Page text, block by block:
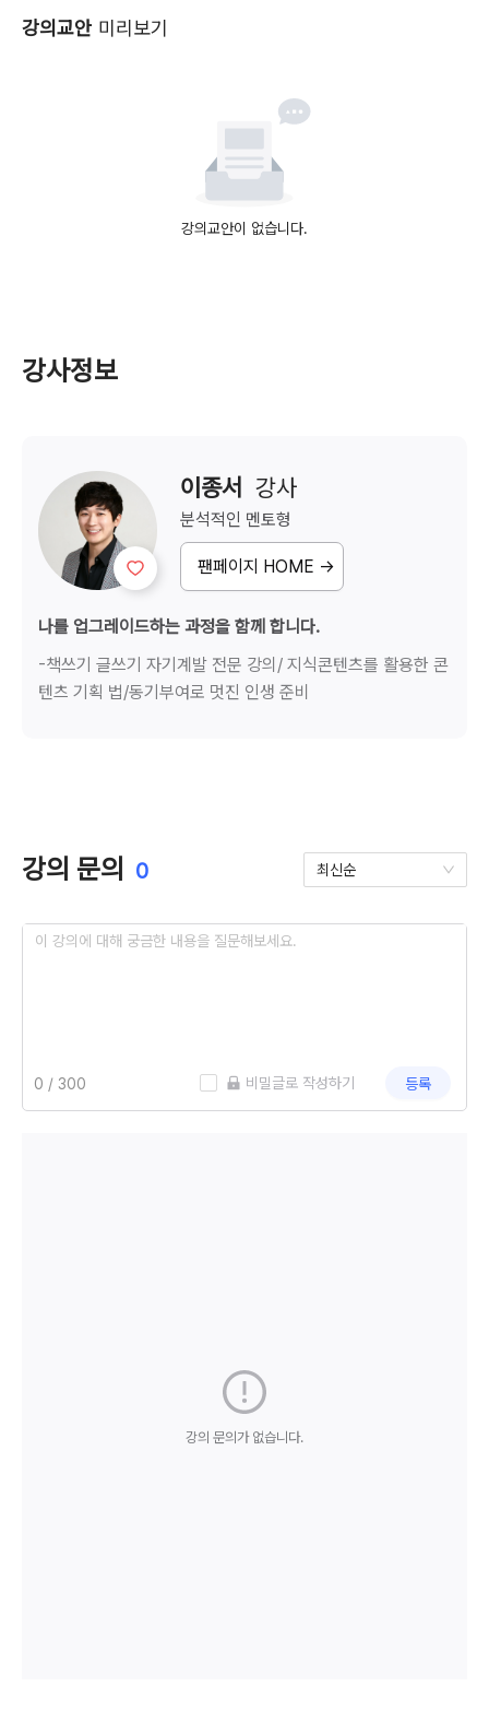
강의교안 미리보기
강의교안이 없습니다.
강사정보
이종서 강사
분석적인 멘토형
팬페이지 HOME →
나를 업그레이드하는 과정을 함께 합니다.
-책쓰기 글쓰기 자기계발 전문 강의/ 지식콘텐츠를 활용한 콘
텐츠 기획 법/동기부여로 멋진 인생 준비
강의 문의 0 최신순
비밀글로 작성하기 등록
강의 문의가 없습니다.